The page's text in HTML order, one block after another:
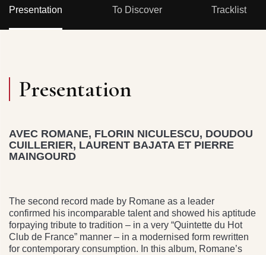
Presentation To Discover Tracklist
Presentation
AVEC ROMANE, FLORIN NICULESCU, DOUDOU
CUILLERIER, LAURENT BAJATA ET PIERRE
MAINGOURD
The second record made by Romane as a leader
confirmed his incomparable talent and showed his aptitude
forpaying tribute to tradition – in a very “Quintette du Hot
Club de France” manner – in a modernised form rewritten
for contemporary consumption. In this album, Romane’s